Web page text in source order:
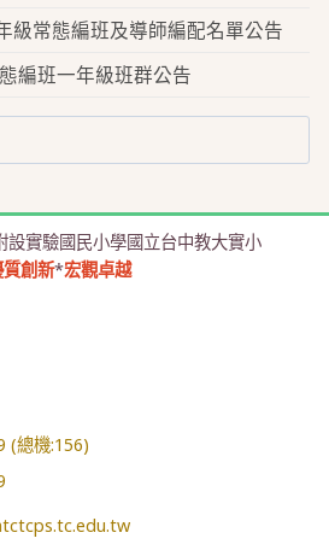
級常態編班及導師編配名單公告
編班一年級班群公告
設實驗國民小學國立台中教大實小
創新*宏觀卓越
(總機:156)